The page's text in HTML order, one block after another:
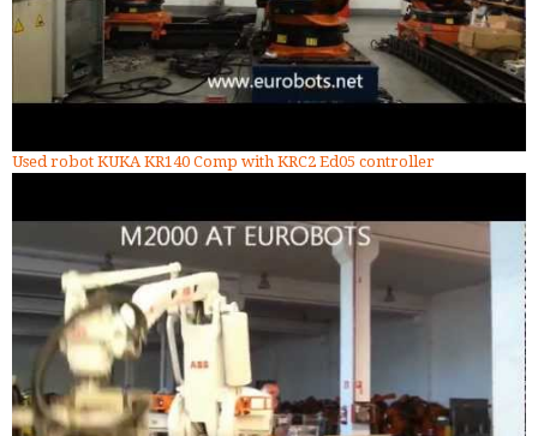
Used robot KUKA KR140 Comp with KRC2 Ed05 controller